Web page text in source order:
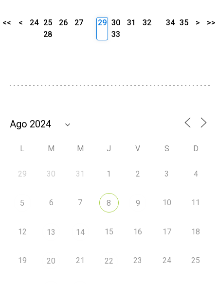
<< < 24 25 26
27
28
29 30 31
32
33
34 35 > >>
L M M J V S D
29 30 31 1 2 3 4
5 6 7 8 9 10 11
12 13 14 15 16 17 18
19 20 21 22 23 24 25